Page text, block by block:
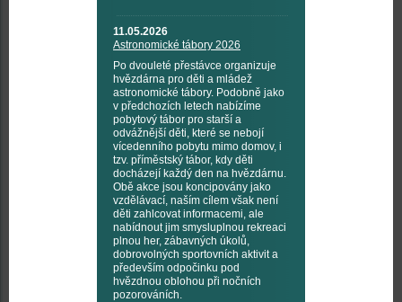
11.05.2026
Astronomické tábory 2026
Po dvouleté přestávce organizuje
hvězdárna pro děti a mládež
astronomické tábory. Podobně jako
v předchozích letech nabízíme
pobytový tábor pro starší a
odvážnější děti, které se nebojí
vícedenního pobytu mimo domov, i
tzv. příměstský tábor, kdy děti
docházejí každý den na hvězdárnu.
Obě akce jsou koncipovány jako
vzdělávací, naším cílem však není
děti zahlcovat informacemi, ale
nabídnout jim smysluplnou rekreaci
plnou her, zábavných úkolů,
dobrovolných sportovních aktivit a
především odpočinku pod
hvězdnou oblohou při nočních
pozorováních.